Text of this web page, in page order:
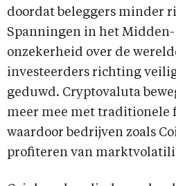
doordat beleggers minder
Spanningen in het Midden-
onzekerheid over de
investeerders richting
geduwd. Cryptovaluta
meer mee met traditionele
waardoor bedrijven zoals
profiteren van